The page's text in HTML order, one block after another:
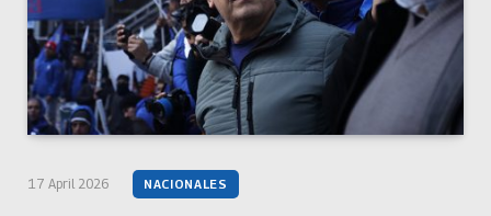
17 April 2026 NACIONALES